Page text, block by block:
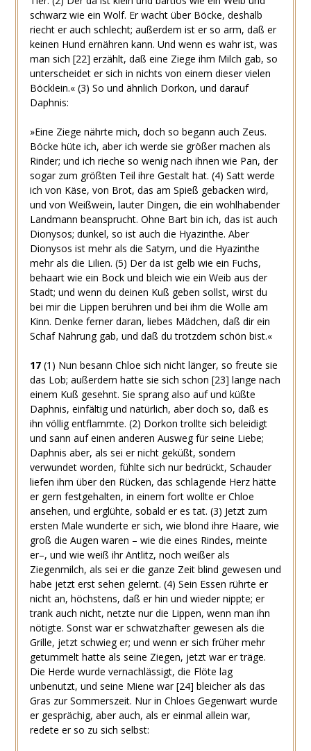
schwarz wie ein Wolf. Er wacht über Böcke, deshalb
riecht er auch schlecht; außerdem ist er so arm, daß er
keinen Hund ernähren kann. Und wenn es wahr ist, was
man sich [22] erzählt, daß eine Ziege ihm Milch gab, so
unterscheidet er sich in nichts von einem dieser vielen
Böcklein.« (3) So und ähnlich Dorkon, und darauf
Daphnis:
»Eine Ziege nährte mich, doch so begann auch Zeus.
Böcke hüte ich, aber ich werde sie größer machen als
Rinder; und ich rieche so wenig nach ihnen wie Pan, der
sogar zum größten Teil ihre Gestalt hat. (4) Satt werde
ich von Käse, von Brot, das am Spieß gebacken wird,
und von Weißwein, lauter Dingen, die ein wohlhabender
Landmann beansprucht. Ohne Bart bin ich, das ist auch
Dionysos; dunkel, so ist auch die Hyazinthe. Aber
Dionysos ist mehr als die Satyrn, und die Hyazinthe
mehr als die Lilien. (5) Der da ist gelb wie ein Fuchs,
behaart wie ein Bock und bleich wie ein Weib aus der
Stadt; und wenn du deinen Kuß geben sollst, wirst du
bei mir die Lippen berühren und bei ihm die Wolle am
Kinn. Denke ferner daran, liebes Mädchen, daß dir ein
Schaf Nahrung gab, und daß du trotzdem schön bist.«
17 (1) Nun besann Chloe sich nicht länger, so freute sie
das Lob; außerdem hatte sie sich schon [23] lange nach
einem Kuß gesehnt. Sie sprang also auf und küßte
Daphnis, einfältig und natürlich, aber doch so, daß es
ihn völlig entflammte. (2) Dorkon trollte sich beleidigt
und sann auf einen anderen Ausweg für seine Liebe;
Daphnis aber, als sei er nicht geküßt, sondern
verwundet worden, fühlte sich nur bedrückt, Schauder
liefen ihm über den Rücken, das schlagende Herz hätte
er gern festgehalten, in einem fort wollte er Chloe
ansehen, und erglühte, sobald er es tat. (3) Jetzt zum
ersten Male wunderte er sich, wie blond ihre Haare, wie
groß die Augen waren – wie die eines Rindes, meinte
er–, und wie weiß ihr Antlitz, noch weißer als
Ziegenmilch, als sei er die ganze Zeit blind gewesen und
habe jetzt erst sehen gelernt. (4) Sein Essen rührte er
nicht an, höchstens, daß er hin und wieder nippte; er
trank auch nicht, netzte nur die Lippen, wenn man ihn
nötigte. Sonst war er schwatzhafter gewesen als die
Grille, jetzt schwieg er; und wenn er sich früher mehr
getummelt hatte als seine Ziegen, jetzt war er träge.
Die Herde wurde vernachlässigt, die Flöte lag
unbenutzt, und seine Miene war[24] bleicher als das
Gras zur Sommerszeit. Nur in Chloes Gegenwart wurde
er gesprächig, aber auch, als er einmal allein war,
redete er so zu sich selbst: